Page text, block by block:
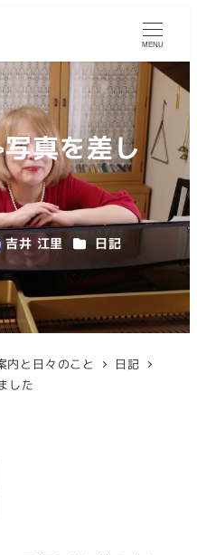
MENU
真を差し
吉井 江里 カテゴリー
日記
内と日々のこと
日記
した